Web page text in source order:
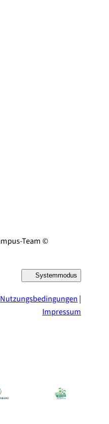
Team ©
Systemmodus
D
s
e
Nutzungsbedingungen |
Impressum